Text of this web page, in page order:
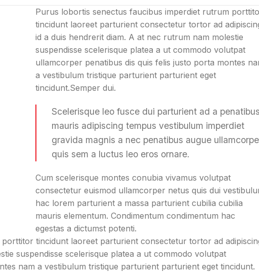
Purus lobortis senectus faucibus imperdiet rutrum
tincidunt laoreet parturient consectetur tortor ad
id a duis hendrerit diam. A at nec rutrum nam molestie
suspendisse scelerisque platea a ut commodo volutpat
ullamcorper penatibus dis quis felis justo porta montes
a vestibulum tristique parturient parturient eget
tincidunt.Semper dui.
Scelerisque leo fusce dui parturient ad a
mauris adipiscing tempus vestibulum imperdiet
gravida magnis a nec penatibus augue
quis sem a luctus leo eros ornare.
Cum scelerisque montes conubia vivamus volutpat
consectetur euismod ullamcorper netus quis dui
hac lorem parturient a massa parturient cubilia cubilia
mauris elementum. Condimentum condimentum hac
egestas a dictumst potenti.
tincidunt laoreet parturient consectetur tortor ad
suspendisse scelerisque platea a ut commodo volutpat
nam a vestibulum tristique parturient parturient eget tincidunt.